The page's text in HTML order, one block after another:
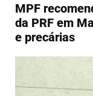
MPF
da PRF em
e precárias